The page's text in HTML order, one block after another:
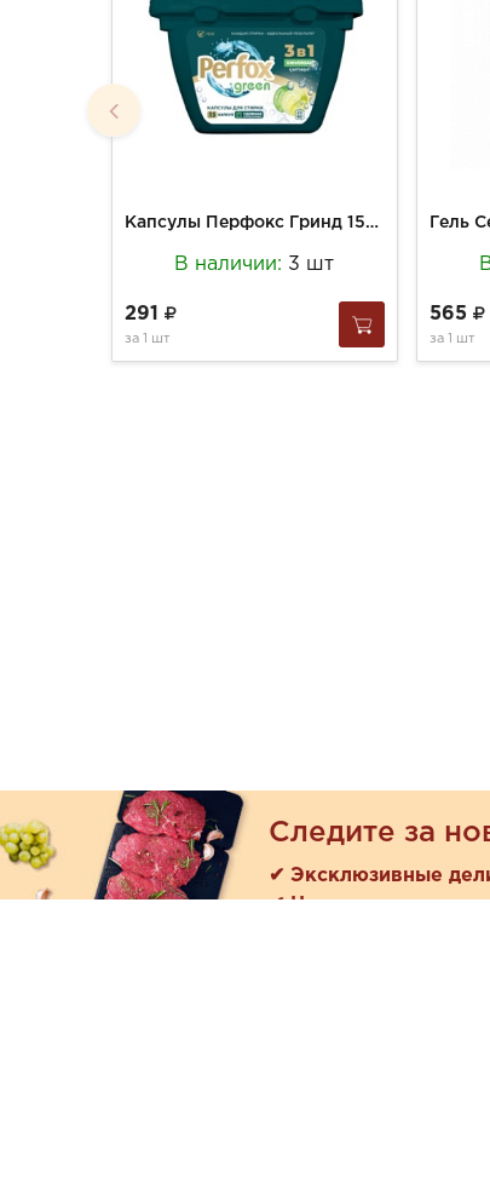
Капсулы Перфокс Гринд 15шт д/стирки Универсал 3в1
В наличии: 3 шт
291
за 1 шт
565
за 1 шт
Следите за
✔ Эксклюзивные
✔ Новые